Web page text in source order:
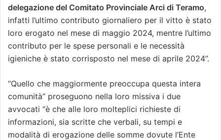
delegazione del Comitato Provinciale Arci di Teramo,
infatti l’ultimo contributo giornaliero per il vitto è stato
loro erogato nel mese di maggio 2024, mentre l’ultimo
contributo per le spese personali e le necessità
igieniche è stato corrisposto nel mese di aprile 2024”.
“Quello che maggiormente preoccupa questa intera
comunità” proseguono nella loro missiva i due
avvocati “è che alle loro molteplici richieste di
informazioni, sia scritte che verbali, su tempi e
modalità di erogazione delle somme dovute l’Ente